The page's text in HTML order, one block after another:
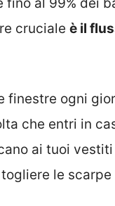
cruciale è il
finestre ogni
che entri in
ai tuoi
le